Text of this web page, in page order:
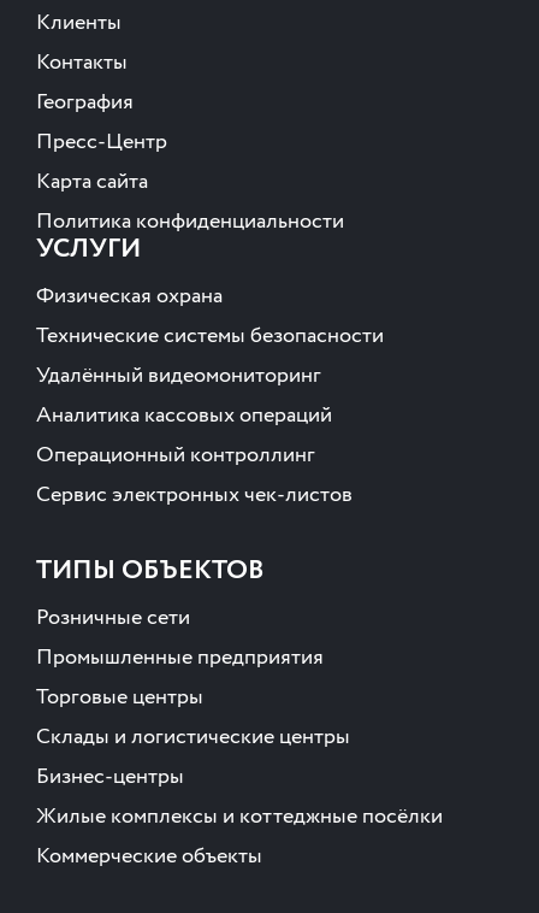
Клиенты
Контакты
География
Пресс-Центр
Карта сайта
Политика конфиденциальности
УСЛУГИ
Физическая охрана
Технические системы безопасности
Удалённый видеомониторинг
Аналитика кассовых операций
Операционный контроллинг
Сервис электронных чек-листов
ТИПЫ ОБЪЕКТОВ
Розничные сети
Промышленные предприятия
Торговые центры
Склады и логистические центры
Бизнес-центры
Жилые комплексы и коттеджные посёлки
Коммерческие объекты